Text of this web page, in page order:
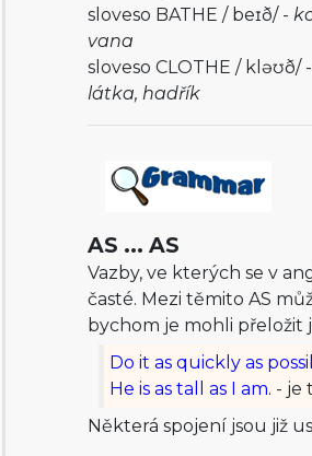
sloveso BATHE /beɪð/ -
vana
sloveso CLOTHE /kləʊð/ -
látka, hadřík
AS ... AS
Vazby, ve kterých se v
časté. Mezi těmito AS
bychom je mohli přeložit
Do it as quickly as
He is as tall as I am. - je
Některá spojení jsou již